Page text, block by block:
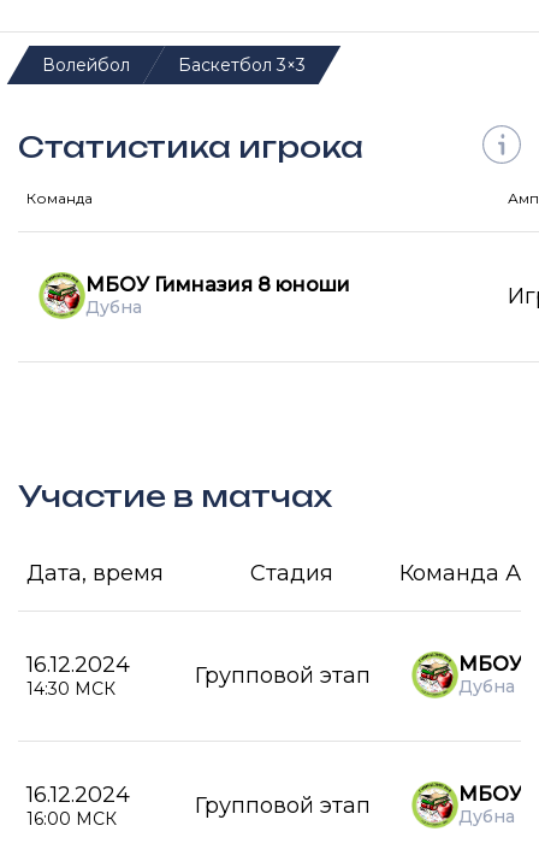
Волейбол Баскетбол 3×3
Статистика игрока
Команда
МБОУ Гимназия 8 юноши
Дубна
Участие в матчах
Дата, время Стадия Команда А
16.12.2024
14:30 МСК Групповой этап МБОУ
Дубна
16.12.2024
16:00 МСК Групповой этап МБОУ
Дубна